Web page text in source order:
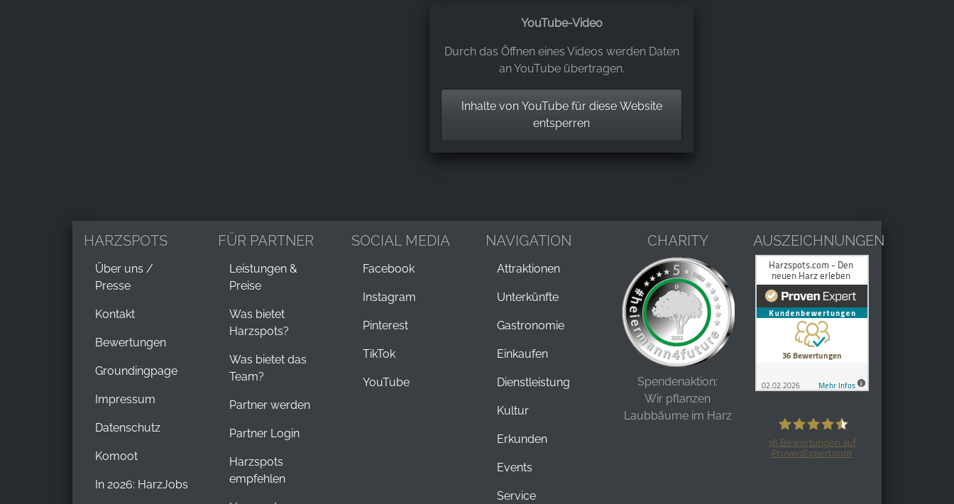
YouTube-Video
Durch das Öffnen eines Videos werden Daten
an YouTube übertragen.
Inhalte von YouTube für diese Website
entsperren
HARZSPOTS
Über uns /
Presse
Kontakt
Bewertungen
Groundingpage
Impressum
Datenschutz
Komoot
In 2026: HarzJobs
FÜR PARTNER
Leistungen &
Preise
Was bietet
Harzspots?
Was bietet das
Team?
Partner werden
Partner Login
Harzspots
empfehlen
SOCIAL MEDIA
Facebook
Instagram
Pinterest
TikTok
YouTube
NAVIGATION
Attraktionen
Unterkünfte
Gastronomie
Einkaufen
Dienstleistung
Kultur
Erkunden
Events
Service
CHARITY
Spendenaktion:
Wir pflanzen
Laubbäume im Harz
AUSZEICHNUNGEN
36 Bewertungen auf
ProvenExpert.com